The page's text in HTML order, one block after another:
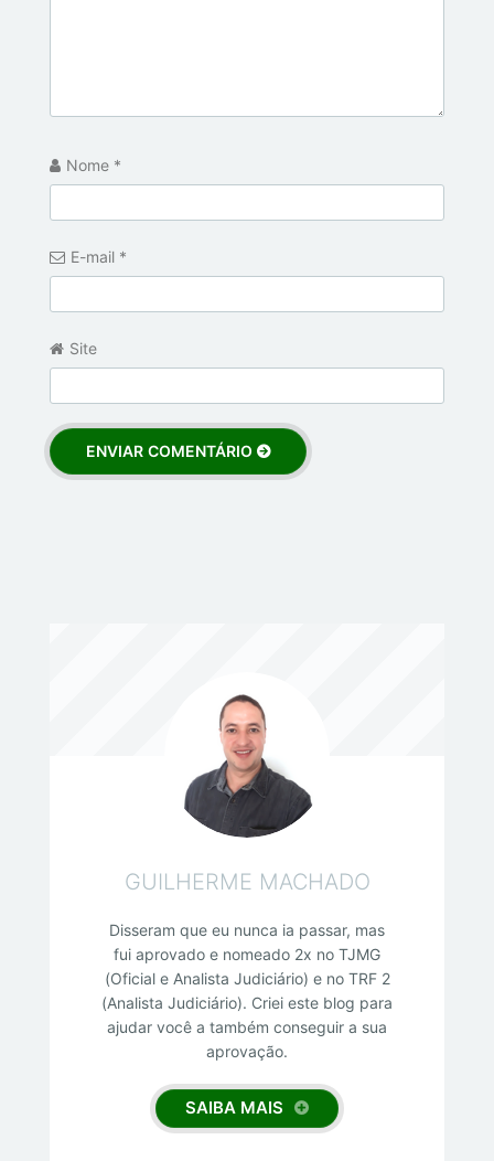
Nome *
E-mail *
Site
GUILHERME MACHADO
Disseram que eu nunca ia passar, mas
fui aprovado e nomeado 2x no TJMG
(Oficial e Analista Judiciário) e no TRF 2
(Analista Judiciário). Criei este blog para
ajudar você a também conseguir a sua
aprovação.
SAIBA MAIS